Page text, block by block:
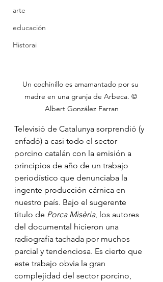
arte
educación
Historai
Un cochinillo es amamantado por su
madre en una granja de Arbeca. ©
Albert González Farran
Televisió de Catalunya sorprendió (y
enfadó) a casi todo el sector
porcino catalán con la emisión a
principios de año de un trabajo
periodístico que denunciaba la
ingente producción cárnica en
nuestro país. Bajo el sugerente
título de Porca Misèria, los autores
del documental hicieron una
radiografía tachada por muchos
parcial y tendenciosa. Es cierto que
este trabajo obvia la gran
complejidad del sector porcino,